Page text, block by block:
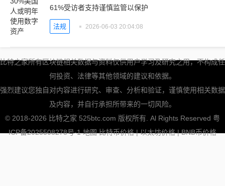
61%受访者支持谨慎监管以保护
法规 2026-06-03 20:04:08
比特之家所有区块链相关数据与资料仅供用户学习及研究之用，不构成任
何投资、法律等其他领域的建议和依据。
强烈建议您独自对内容进行研究、审查、分析和验证，谨慎使用相关数据
及内容，并自行承担所带来的一切风险。
© 2018-2026 比特之家 525btc.com 版权所有. Al Rights Reserved 粤
ICP备2025508278号-1 地图 比特币价格|以太坊价格|BNB币价格